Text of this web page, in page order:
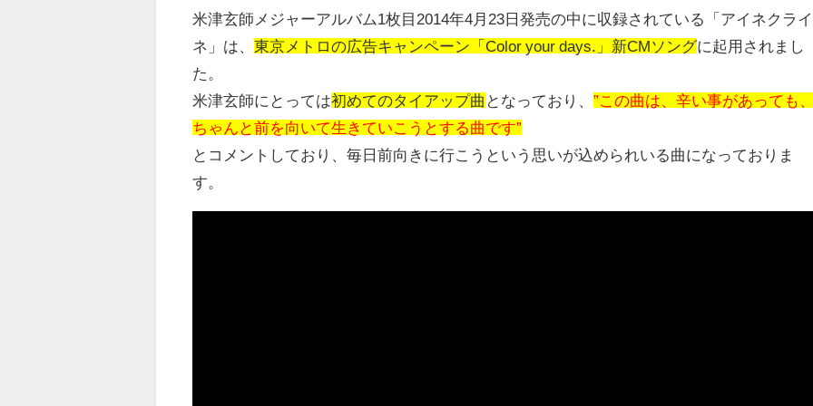
米津玄師メジャーアルバム1枚目2014年4月23日発売の中に収録されている「アイネクライ
ネ」は、東京メトロの広告キャンペーン「Color your days.」新CMソングに起用されまし
た。
米津玄師にとっては初めてのタイアップ曲 となっており、”この曲は、辛い事があっても
ちゃんと前を向いて生きていこうとする曲です”
とコメントしており、毎日前向きに行こうという思いが込められいる曲になっておりま
す。